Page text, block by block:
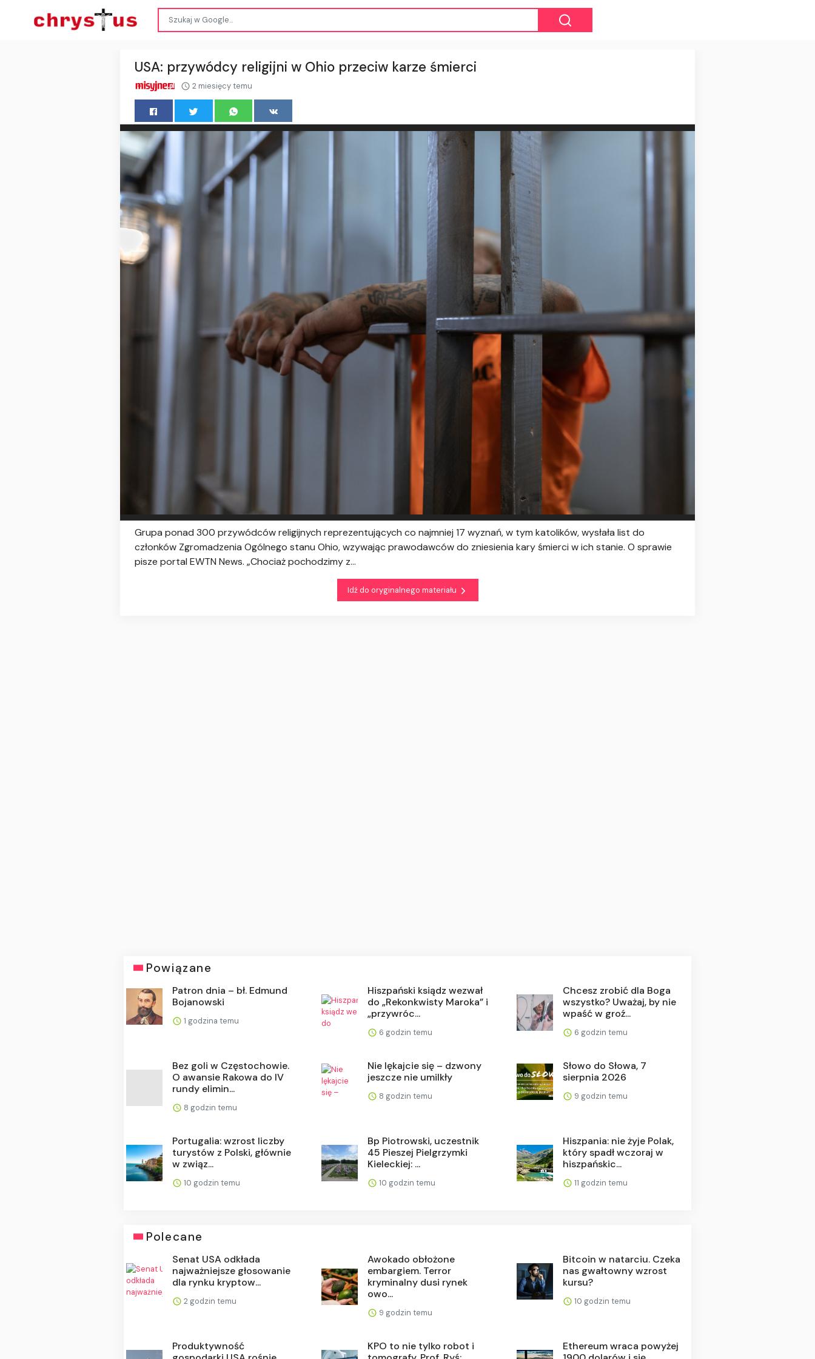
USA: przywódcy religijni w Ohio przeciw karze śmierci
2 miesięcy temu
Grupa ponad 300 przywódców religijnych reprezentujących co najmniej 17 wyznań, w tym katolików, wysłała list do
członków Zgromadzenia Ogólnego stanu Ohio, wzywając prawodawców do zniesienia kary śmierci w ich stanie. O sprawie
pisze portal EWTN News. „Chociaż pochodzimy z...
Idź do oryginalnego materiału
Powiązane
Patron dnia – bł. Edmund
Bojanowski
1 godzina temu
Hiszpański ksiądz wezwał
do „Rekonkwisty Maroka” i
„przywróc...
6 godzin temu
Chcesz zrobić dla Boga
wszystko? Uważaj, by nie
wpaść w groź...
6 godzin temu
Bez goli w Częstochowie.
O awansie Rakowa do IV
rundy elimin...
8 godzin temu
Nie lękajcie się – dzwony
jeszcze nie umilkły
8 godzin temu
Słowo do Słowa, 7
sierpnia 2026
9 godzin temu
Portugalia: wzrost liczby
turystów z Polski, głównie
w związ...
10 godzin temu
Bp Piotrowski, uczestnik
45 Pieszej Pielgrzymki
Kieleckiej: ...
10 godzin temu
Hiszpania: nie żyje Polak,
który spadł wczoraj w
hiszpańskic...
11 godzin temu
Polecane
Senat USA odkłada
najważniejsze głosowanie
dla rynku kryptow...
2 godzin temu
Awokado obłożone
embargiem. Terror
kryminalny dusi rynek
owo...
9 godzin temu
Bitcoin w natarciu. Czeka
nas gwałtowny wzrost
kursu?
10 godzin temu
Produktywność
KPO to nie tylko robot i
Ethereum wraca powyżej